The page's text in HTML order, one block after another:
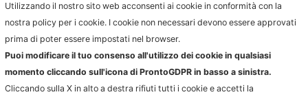
SOLUZIONI
RAPPORTO CON L’UTENTE
PRODOTTI
Utilizzando il nostro sito web acconsenti ai cookie in conformità con la
nostra policy per i cookie. I cookie non necessari devono essere approvati
prima di poter essere impostati nel browser.
Puoi modificare il tuo consenso all'utilizzo dei cookie in qualsiasi
momento cliccando sull'icona di ProntoGDPR in basso a sinistra.
Cliccando sulla X in alto a destra rifiuti tutti i cookie e accetti la